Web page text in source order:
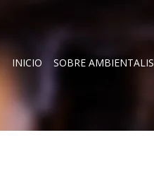
INICIO SOBRE AMBIENTALIS